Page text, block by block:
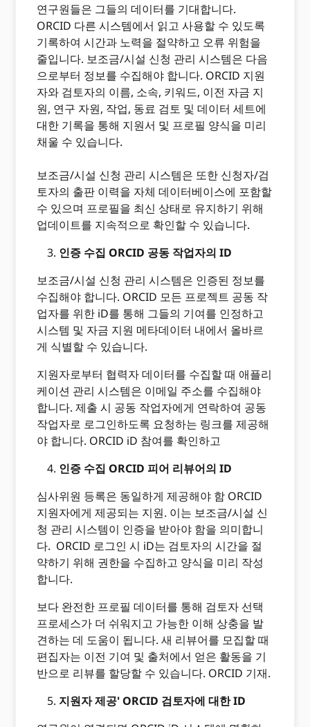
연구원들은 그들의 데이터를 기대합니다.
ORCID 다른 시스템에서 읽고 사용할 수 있도록
기록하여 시간과 노력을 절약하고 오류 위험을
줄입니다. 보조금/시설 신청 관리 시스템은 다음
으로부터 정보를 수집해야 합니다. ORCID 지원
자와 검토자의 이름, 소속, 키워드, 이전 자금 지
원, 연구 자원, 작업, 동료 검토 및 데이터 세트에
대한 기록을 통해 지원서 및 프로필 양식을 미리
채울 수 있습니다.
보조금/시설 신청 관리 시스템은 또한 신청자/검
토자의 출판 이력을 자체 데이터베이스에 포함할
수 있으며 프로필을 최신 상태로 유지하기 위해
업데이트를 지속적으로 확인할 수 있습니다.
인증 수집 ORCID 공동 작업자의 ID
보조금/시설 신청 관리 시스템은 인증된 정보를
수집해야 합니다. ORCID 모든 프로젝트 공동 작
업자를 위한 iD를 통해 그들의 기여를 인정하고
시스템 및 자금 지원 메타데이터 내에서 올바르
게 식별할 수 있습니다.
지원자로부터 협력자 데이터를 수집할 때 애플리
케이션 관리 시스템은 이메일 주소를 수집해야
합니다. 제출 시 공동 작업자에게 연락하여 공동
작업자로 로그인하도록 요청하는 링크를 제공해
야 합니다. ORCID iD 참여를 확인하고
인증 수집 ORCID 피어 리뷰어의 ID
심사위원 등록은 동일하게 제공해야 함 ORCID
지원자에게 제공되는 지원. 이는 보조금/시설 신
청 관리 시스템이 인증을 받아야 함을 의미합니
다. ORCID 로그인 시 iD는 검토자의 시간을 절
약하기 위해 권한을 수집하고 양식을 미리 작성
합니다.
보다 완전한 프로필 데이터를 통해 검토자 선택
프로세스가 더 쉬워지고 가능한 이해 상충을 발
견하는 데 도움이 됩니다. 새 리뷰어를 모집할 때
편집자는 이전 기여 및 출처에서 얻은 활동을 기
반으로 리뷰를 할당할 수 있습니다. ORCID 기재.
지원자 제공' ORCID 검토자에 대한 ID